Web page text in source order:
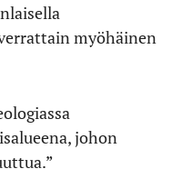
myöhäinen
johon